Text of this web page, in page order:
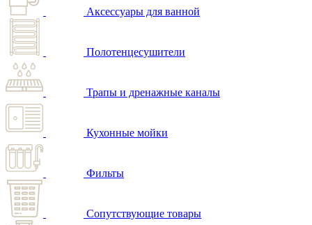
Аксессуары для ванной
Полотенцесушители
Трапы и дренажные каналы
Кухонные мойки
Фильты
Сопутствующие товары